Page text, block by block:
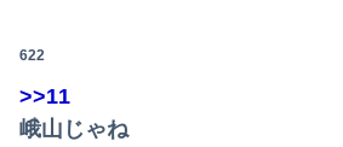
622
>>11
峨山じゃね